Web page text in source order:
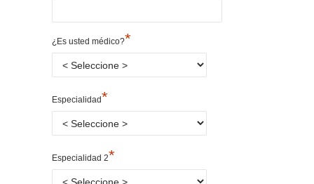
¿Es usted médico?*
Especialidad*
Especialidad 2*